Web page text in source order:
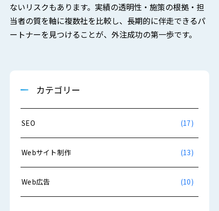
ないリスクもあります。実績の透明性・施策の根拠・担
当者の質を軸に複数社を比較し、長期的に伴走できるパ
ートナーを見つけることが、外注成功の第一歩です。
カテゴリー
SEO (17)
Webサイト制作 (13)
Web広告 (10)